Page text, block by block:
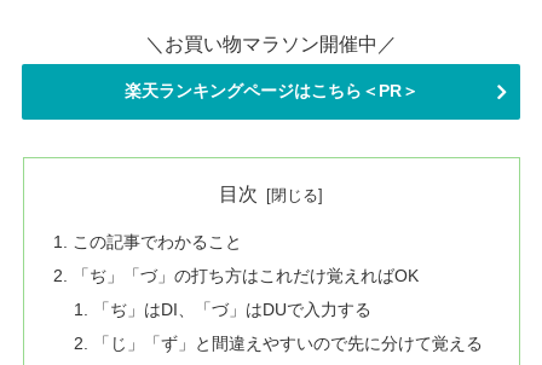
＼お買い物マラソン開催中／
楽天ランキングページはこちら＜PR＞
目次
この記事でわかること
「ぢ」「づ」の打ち方はこれだけ覚えればOK
「ぢ」はDI、「づ」はDUで入力する
「じ」「ず」と間違えやすいので先に分けて覚える